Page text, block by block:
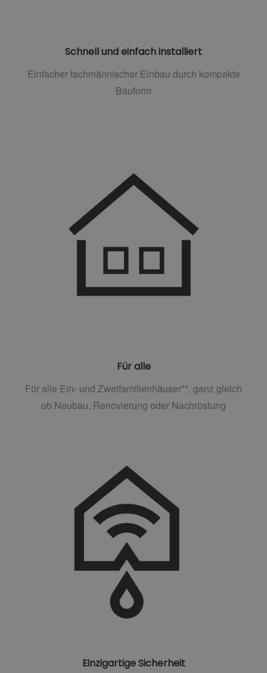
Schnell und einfach installiert
Einfacher fachmännischer Einbau durch kompakte
Bauform
Für alle
Für alle Ein- und Zweifamilienhäuser**, ganz gleich
ob Neubau, Renovierung oder Nachrüstung
Einzigartige Sicherheit